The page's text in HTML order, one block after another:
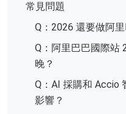
常見問題
Q：2026 還要做阿
Q：阿里巴巴國際站
晚？
Q：AI 採購和 Accio
影響？